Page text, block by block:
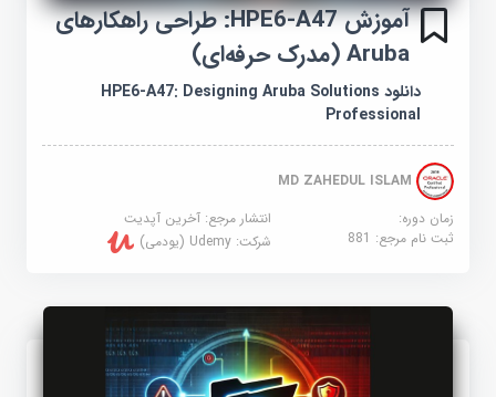
آموزش HPE6-A47: طراحی راهکارهای
Aruba (مدرک حرفه‌ای)
دانلود HPE6-A47: Designing Aruba Solutions
Professional
MD ZAHEDUL ISLAM
زمان دوره:
انتشار مرجع:آخرین آپدیت
ثبت نام مرجع:881 شرکت:Udemy (یودمی)